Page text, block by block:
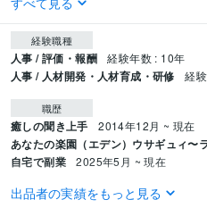
経験職種
人事 / 評価・報酬 経験年数 : 10年
人事 / 人材開発・人材育成・研修 経
職歴
癒しの聞き上手 2014年12月 ~ 現在
あなたの楽園（エデン）ウサギュィ〜
自宅で副業 2025年5月 ~ 現在
受賞歴
出品者の実績をもっと見る